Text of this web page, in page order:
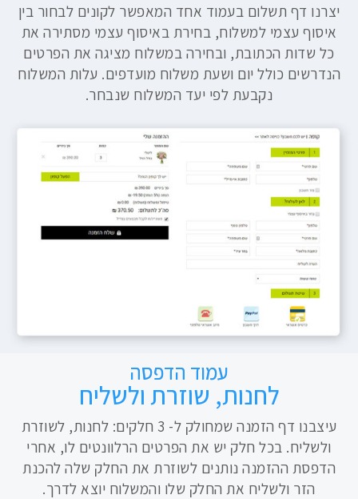
יצרנו דף תשלום בעמוד אחד המאפשר לקונים לבחור בין
איסוף עצמי למשלוח, בחירת באיסוף עצמי מסתירה את
כל שדות הכתובת, ובחירה במשלוח מציגה את הפרטים
הנדרשים כולל יום ושעת משלוח מועדפים. עלות המשלוח
נקבעת לפי יעד המשלוח שנבחר.
עמוד הדפסה
לחנות, שוזרת ולשליח
עיצבנו דף הזמנה שמחולק ל- 3 חלקים: לחנות, לשוזרת
ולשליח. בכל חלק יש את הפרטים הרלוונטים לו, אחרי
הדפסת ההזמנה נותנים לשוזרת את החלק שלה להכנת
הזר ולשליח את החלק שלו והמשלוח יוצא לדרך.